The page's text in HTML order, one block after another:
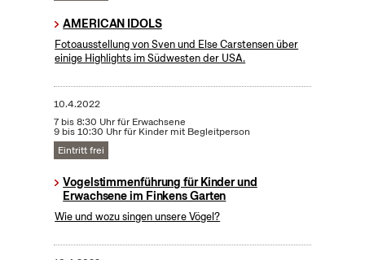
AMERICAN IDOLS
Fotoausstellung von Sven und Else Carstensen über
einige Highlights im Südwesten der USA.
10.4.2022
7 bis 8:30 Uhr für Erwachsene
9 bis 10:30 Uhr für Kinder mit Begleitperson
Eintritt frei
Vogelstimmenführung für Kinder und
Erwachsene im Finkens Garten
Wie und wozu singen unsere Vögel?